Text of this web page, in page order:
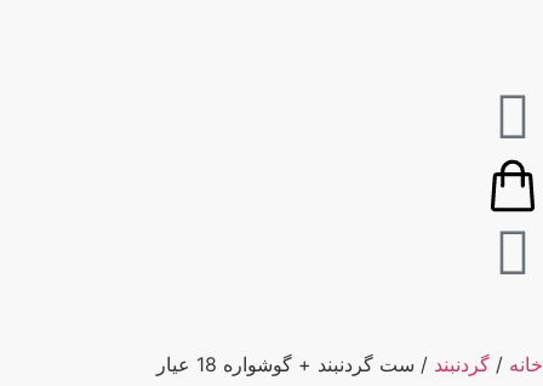
/گردنبند/ ست گردنبند + گوشواره 18 عیار